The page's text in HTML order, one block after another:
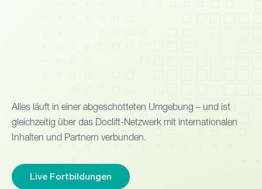
Alles läuft in einer abgeschotteten Umgebung – und ist
gleichzeitig über das Doclift-Netzwerk mit internationalen
Inhalten und Partnern verbunden.
Live Fortbildungen